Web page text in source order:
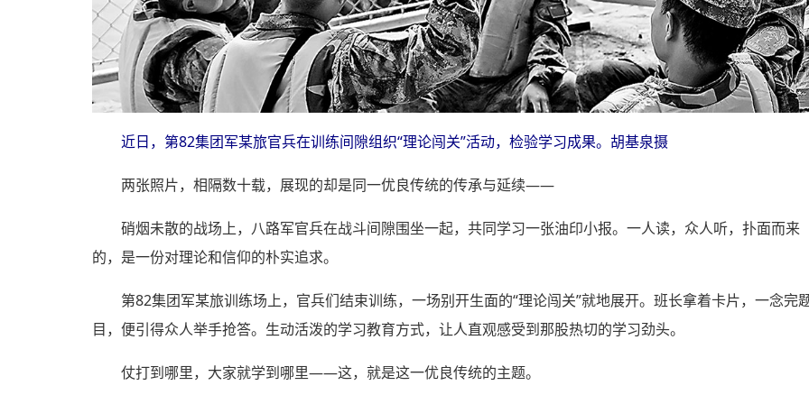
近日，第82集团军某旅官兵在训练间隙组织“理论闯关”活动，检验学习成果。胡基泉摄
两张照片，相隔数十载，展现的却是同一优良传统的传承与延续——
硝烟未散的战场上，八路军官兵在战斗间隙围坐一起，共同学习一张油印小报。一人读，众人听，扑面而来
的，是一份对理论和信仰的朴实追求。
第82集团军某旅训练场上，官兵们结束训练，一场别开生面的“理论闯关”就地展开。班长拿着卡片，一念完
目，便引得众人举手抢答。生动活泼的学习教育方式，让人直观感受到那股热切的学习劲头。
仗打到哪里，大家就学到哪里——这，就是这一优良传统的主题。